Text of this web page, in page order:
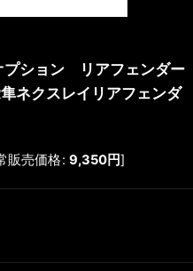
プション リアフェンダー
ネクスレイリアフェンダ
販売価格: 9,350円]